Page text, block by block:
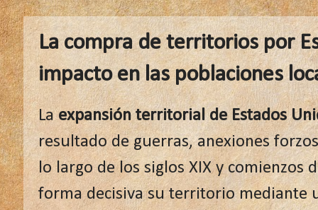
La compra de territorios por
impacto en las poblaciones
Laexpansión territorial de Estados
resultado de guerras, anexiones
lo largo de los siglos XIX y comienzos
forma decisiva su territorio mediante